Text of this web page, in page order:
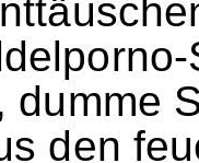
dumme
den